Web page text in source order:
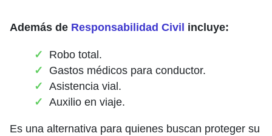
Además de Responsabilidad Civil incluye:
Robo total.
Gastos médicos para conductor.
Asistencia vial.
Auxilio en viaje.
Es una alternativa para quienes buscan proteger su